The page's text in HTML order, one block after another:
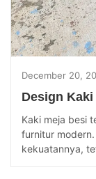
December 20,
Design
Kaki meja besi
furnitur
kekuatannya,